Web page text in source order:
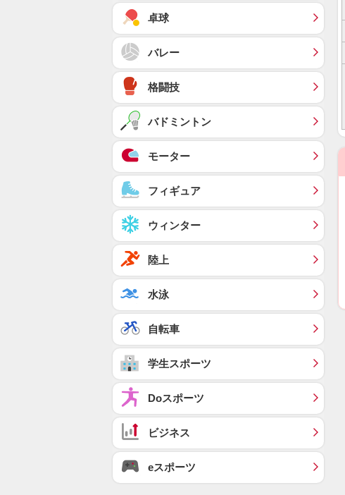
卓球
バレー
格闘技
バドミントン
モーター
フィギュア
ウィンター
陸上
水泳
自転車
学生スポーツ
Doスポーツ
ビジネス
eスポーツ